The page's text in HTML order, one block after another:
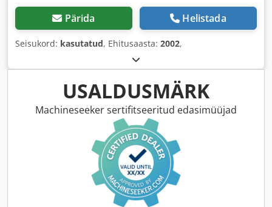
Pärida Helistada
Seisukord: kasutatud, Ehitusaasta: 2002,
USALDUSMÄRK
Machineseeker sertifitseeritud edasimüüjad